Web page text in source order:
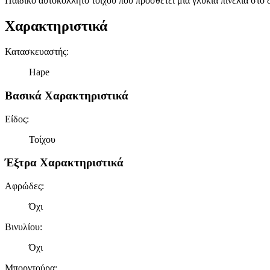
Χαρακτηριστικά
Κατασκευαστής:
Hape
Βασικά Χαρακτηριστικά
Είδος:
Τοίχου
Έξτρα Χαρακτηριστικά
Αφρώδες:
Όχι
Βινυλίου:
Όχι
Μπορντούρα: